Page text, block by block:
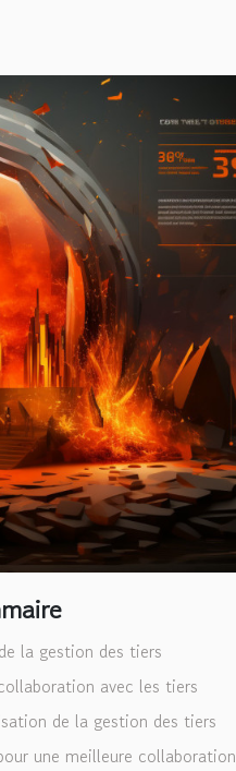
la gestion des tiers
avec les tiers
de la gestion des tiers
une meilleure collaboration